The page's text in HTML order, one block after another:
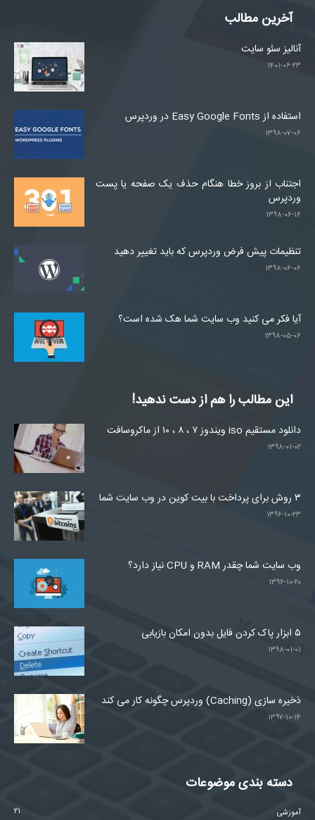
آخرین مطالب
آنالیز سئو سایت
۱۴۰۱-۰۶-۲۳
استفاده از Easy Google Fonts در وردپرس
۱۳۹۸-۰۷-۰۶
اجتناب از بروز خطا هنگام حذف یک صفحه یا پست
وردپرس
۱۳۹۸-۰۶-۱۶
تنظیمات پیش فرض وردپرس که باید تغییر دهید
۱۳۹۸-۰۶-۰۶
آیا فکر می کنید وب سایت شما هک شده است؟
۱۳۹۸-۰۵-۰۶
این مطالب را هم از دست ندهید!
دانلود مستقیم iso ویندوز ۷ ، ۸ ، ۱۰ از ماکروسافت
۱۳۹۸-۰۱-۰۲
۳ روش برای پرداخت با بیت کوین در وب سایت شما
۱۳۹۶-۱۰-۲۳
وب سایت شما چقدر RAM و CPU نیاز دارد؟
۱۳۹۶-۱۰-۲۰
۵ ابزار پاک کردن فایل بدون امکان بازیابی
۱۳۹۸-۰۱-۰۱
ذخیره سازی (Caching) وردپرس چگونه کار می کند
۱۳۹۷-۱۰-۱۴
دسته بندی موضوعات
آموزشی
۲۱